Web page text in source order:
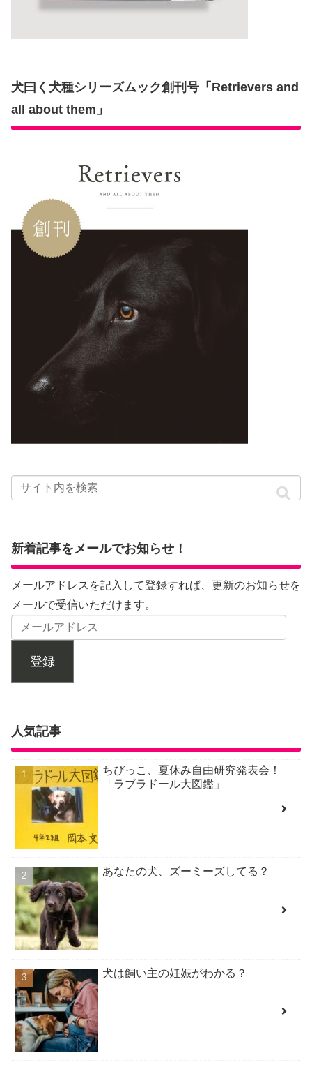
犬曰く犬種シリーズムック創刊号「Retrievers and
all about them」
新着記事をメールでお知らせ！
メールアドレスを記入して登録すれば、更新のお知らせを
メールで受信いただけます。
登録
人気記事
ちびっこ、夏休み自由研究発表会！
「ラブラドール大図鑑」
あなたの犬、ズーミーズしてる？
犬は飼い主の妊娠がわかる？